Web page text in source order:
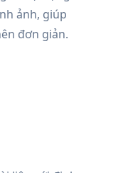
ảnh, giúp
đơn giản.